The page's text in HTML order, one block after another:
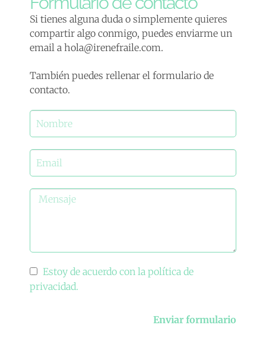
Si tienes alguna duda o simplemente quieres
compartir algo conmigo, puedes enviarme un
email a hola@irenefraile.com.
También puedes rellenar el formulario de
contacto.
Estoy de acuerdo con la política de
privacidad.
Enviar formulario